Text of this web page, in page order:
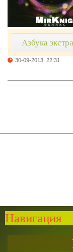
Азбука
30-09-2013, 22:31
Навигация